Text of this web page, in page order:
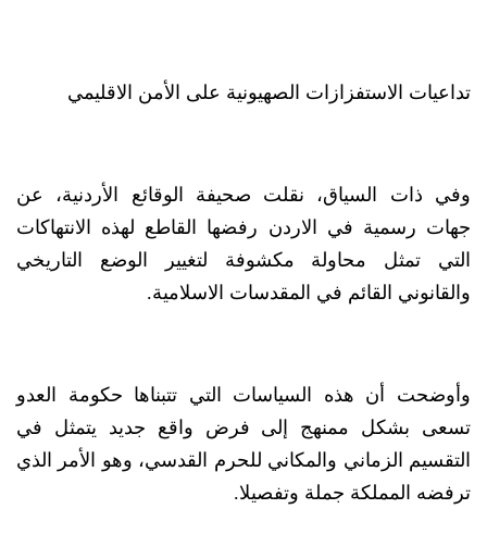
تداعيات الاستفزازات الصهيونية على الأمن الاقليمي
وفي ذات السياق، نقلت صحيفة الوقائع الأردنية، عن
جهات رسمية في الاردن رفضها القاطع لهذه الانتهاكات
التي تمثل محاولة مكشوفة لتغيير الوضع التاريخي
والقانوني القائم في المقدسات الاسلامية.
وأوضحت أن هذه السياسات التي تتبناها حكومة العدو
تسعى بشكل ممنهج إلى فرض واقع جديد يتمثل في
التقسيم الزماني والمكاني للحرم القدسي، وهو الأمر الذي
ترفضه المملكة جملة وتفصيلا.